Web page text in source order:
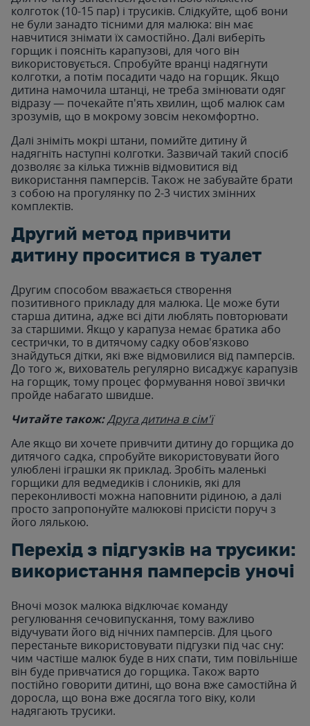
колготок (10-15 пар) і трусиків. Слідкуйте, щоб вони
не були занадто тісними для малюка: він має
навчитися знімати їх самостійно. Далі виберіть
горщик і поясніть карапузові, для чого він
використовується. Спробуйте вранці надягнути
колготки, а потім посадити чадо на горщик. Якщо
дитина намочила штанці, не треба змінювати одяг
відразу — почекайте п'ять хвилин, щоб малюк сам
зрозумів, що в мокрому зовсім некомфортно.
Далі зніміть мокрі штани, помийте дитину й
надягніть наступні колготки. Зазвичай такий спосіб
дозволяє за кілька тижнів відмовитися від
використання памперсів. Також не забувайте брати
з собою на прогулянку по 2-3 чистих змінних
комплектів.
Другий метод привчити
дитину проситися в туалет
Другим способом вважається створення
позитивного прикладу для малюка. Це може бути
старша дитина, адже всі діти люблять повторювати
за старшими. Якщо у карапуза немає братика або
сестрички, то в дитячому садку обов'язково
знайдуться дітки, які вже відмовилися від памперсів.
До того ж, вихователь регулярно висаджує карапузів
на горщик, тому процес формування нової звички
пройде набагато швидше.
Читайте також:Друга дитина в сім'ї
Але якщо ви хочете привчити дитину до горщика до
дитячого садка, спробуйте використовувати його
улюблені іграшки як приклад. Зробіть маленькі
горщики для ведмедиків і слоників, які для
переконливості можна наповнити рідиною, а далі
просто запропонуйте малюкові присісти поруч з
його лялькою.
Перехід з підгузків на трусики:
використання памперсів уночі
Вночі мозок малюка відключає команду
регулювання сечовипускання, тому важливо
відучувати його від нічних памперсів. Для цього
перестаньте використовувати підгузки під час сну:
чим частіше малюк буде в них спати, тим повільніше
він буде привчатися до горщика. Також варто
постійно говорити дитині, що вона вже самостійна й
доросла, що вона вже досягла того віку, коли
надягають трусики.